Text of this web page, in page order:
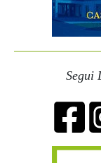
Segui